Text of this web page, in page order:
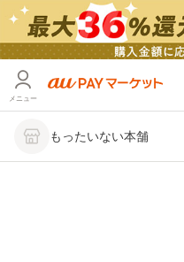
メニュー
もったいない本舗